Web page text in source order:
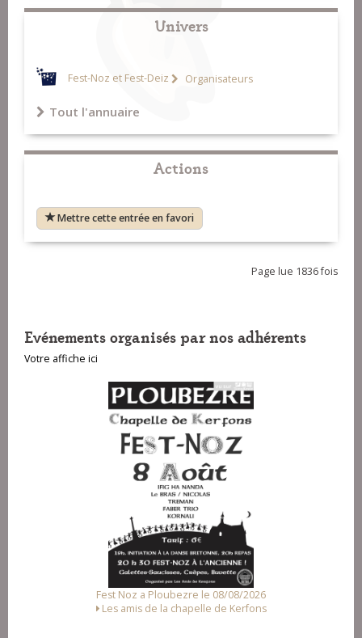
Univers
Fest-Noz et Fest-Deiz Organisateurs
Tout l'annuaire
Actions
Mettre cette entrée en favori
Page lue 1836 fois
Evénements organisés par nos adhérents
Votre affiche ici
le 08/08/2026
chapelle de Kerfons
Fest-deiz ha noz a Pluzunet le
Association Loc Noz